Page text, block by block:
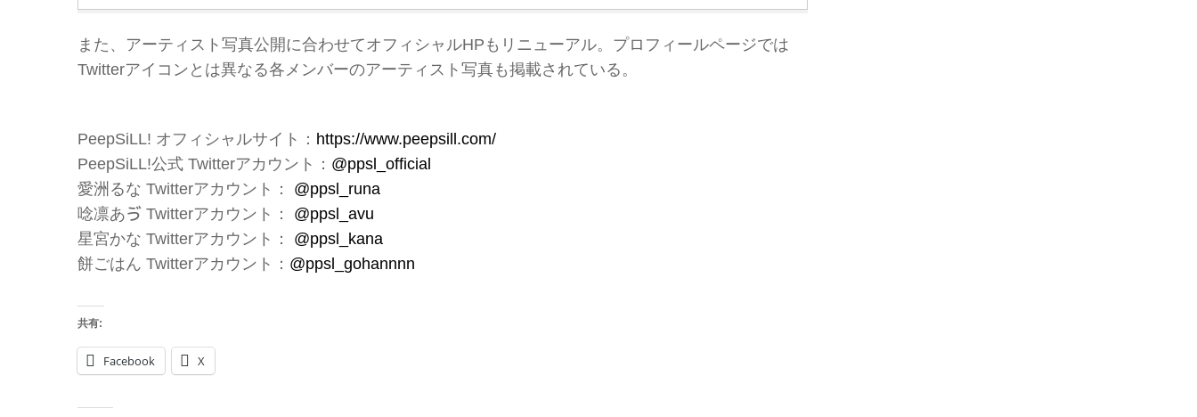
また、アーティスト写真公開に合わせてオフィシャルHPもリニューアル。プロフィールページでは
Twitterアイコンとは異なる各メンバーのアーティスト写真も掲載されている。
PeepSiLL! オフィシャルサイト： https://www.peepsill.com/
PeepSiLL!公式 Twitterアカウント： @ppsl_official
愛洲るな Twitterアカウント： @ppsl_runa
唸凛あゔ Twitterアカウント： @ppsl_avu
星宮かな Twitterアカウント： @ppsl_kana
餅ごはん Twitterアカウント： @ppsl_gohannnn
共有:
Facebook X